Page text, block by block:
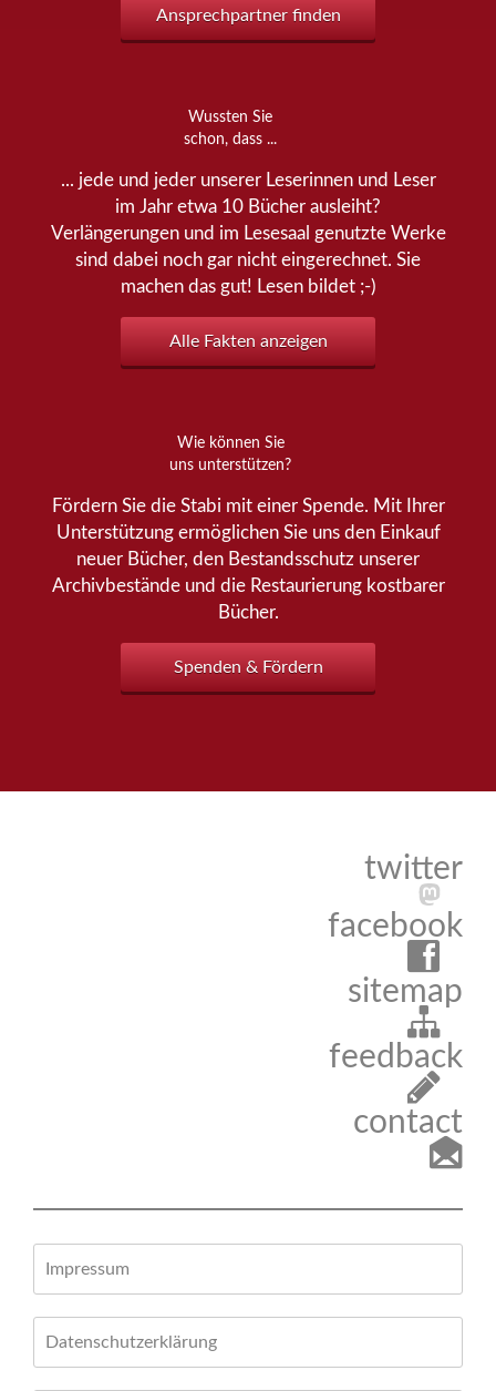
Ansprechpartner finden
Wussten Sie
schon, dass ...
... jede und jeder unserer Leserinnen und Leser
im Jahr etwa 10 Bücher ausleiht?
Verlängerungen und im Lesesaal genutzte Werke
sind dabei noch gar nicht eingerechnet. Sie
machen das gut! Lesen bildet ;-)
Alle Fakten anzeigen
Wie können Sie
uns unterstützen?
Fördern Sie die Stabi mit einer Spende. Mit Ihrer
Unterstützung ermöglichen Sie uns den Einkauf
neuer Bücher, den Bestandsschutz unserer
Archivbestände und die Restaurierung kostbarer
Bücher.
Spenden & Fördern
twitter
facebook
sitemap
feedback
contact
Impressum
Datenschutzerklärung